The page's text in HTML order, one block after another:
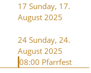
17 Sunday, 17.
August 2025
24 Sunday, 24.
August 2025
08:00 Pfarrfest